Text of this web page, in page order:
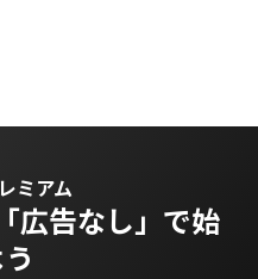
ミアム
「広告なし」で始